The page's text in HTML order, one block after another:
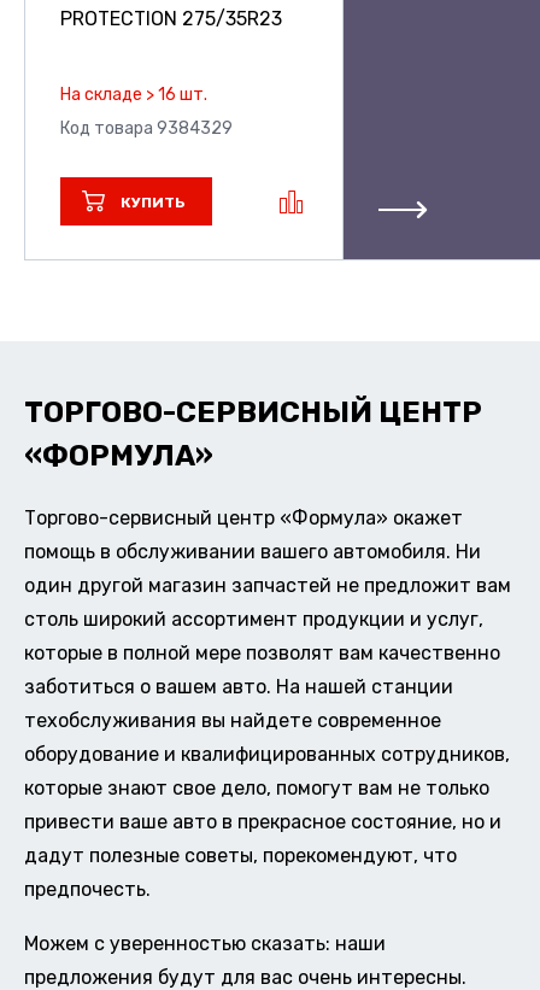
PROTECTION 275/35R23
На складе > 16 шт.
Код товара 9384329
КУПИТЬ
ТОРГОВО-СЕРВИСНЫЙ ЦЕНТР
«ФОРМУЛА»
Торгово-сервисный центр «Формула» окажет
помощь в обслуживании вашего автомобиля. Ни
один другой магазин запчастей не предложит вам
столь широкий ассортимент продукции и услуг,
которые в полной мере позволят вам качественно
заботиться о вашем авто. На нашей станции
техобслуживания вы найдете современное
оборудование и квалифицированных сотрудников,
которые знают свое дело, помогут вам не только
привести ваше авто в прекрасное состояние, но и
дадут полезные советы, порекомендуют, что
предпочесть.
Можем с уверенностью сказать: наши
предложения будут для вас очень интересны.